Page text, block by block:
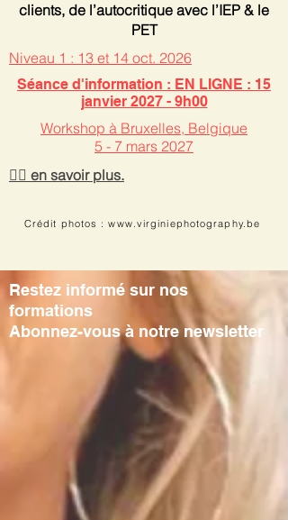
clients, de l’autocritique avec l’IEP & le
PET
Niveau 1 : 13 et 14 oct. 2026
Séance d'information : EN LIGNE : 15
janvier 2027 - 9h00
Workshop à ​ Bruxelles, Belgique
5 - 7 mars 2027
👉🏻 en savoir plus.
Crédit photos : www.virginiephotography.be
Restez informé sur nos
formations
Abonnez-vous à notre newsletter